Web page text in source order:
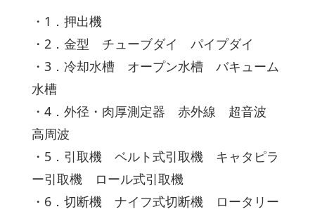
・1．押出機
・2．金型 チューブダイ パイプダイ
・3．冷却水槽 オープン水槽 バキューム
水槽
・4．外径・肉厚測定器 赤外線 超音波
高周波
・5．引取機 ベルト式引取機 キャタピラ
ー引取機 ロール式引取機
・6．切断機 ナイフ式切断機 ロータリー